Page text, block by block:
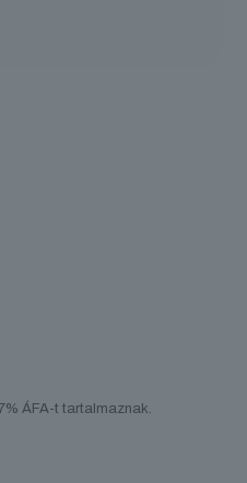
ÁFA-t tartalmaznak.